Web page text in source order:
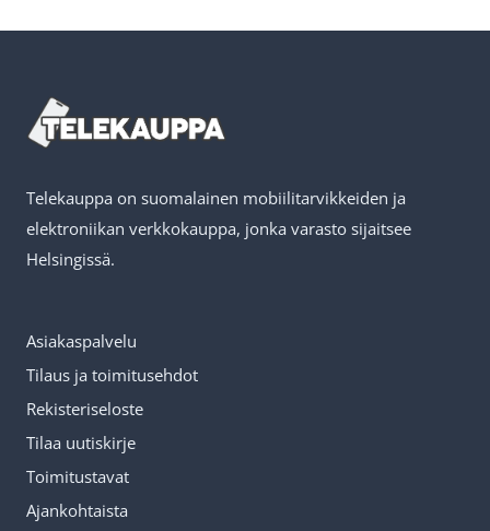
Telekauppa on suomalainen mobiilitarvikkeiden ja
elektroniikan verkkokauppa, jonka varasto sijaitsee
Helsingissä.
Asiakaspalvelu
Tilaus ja toimitusehdot
Rekisteriseloste
Tilaa uutiskirje
Toimitustavat
Ajankohtaista